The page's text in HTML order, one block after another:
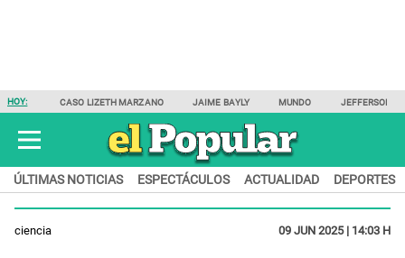
HOY: CASO LIZETH MARZANO JAIME BAYLY MUNDO JEFFERSON
ÚLTIMAS NOTICIAS ESPECTÁCULOS ACTUALIDAD DEPORTES
ciencia 09 JUN 2025 | 14:03 H